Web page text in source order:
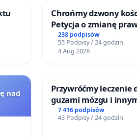
Chrońmy dzwony
Petycja o zmianę
238 podpisów
55 Podpisy / 24 godzin
4 Aug 2026
nad
Przywróćmy leczenie
guzami mózgu i
litymi do
Centrum Zdrowia
7 416 podpisów
43 Podpisy / 24 godzin